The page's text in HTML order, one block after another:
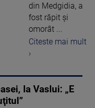
din Medgidia, a
fost răpit şi
omorât ...
Citeste mai mult
›
la Vaslui: „E